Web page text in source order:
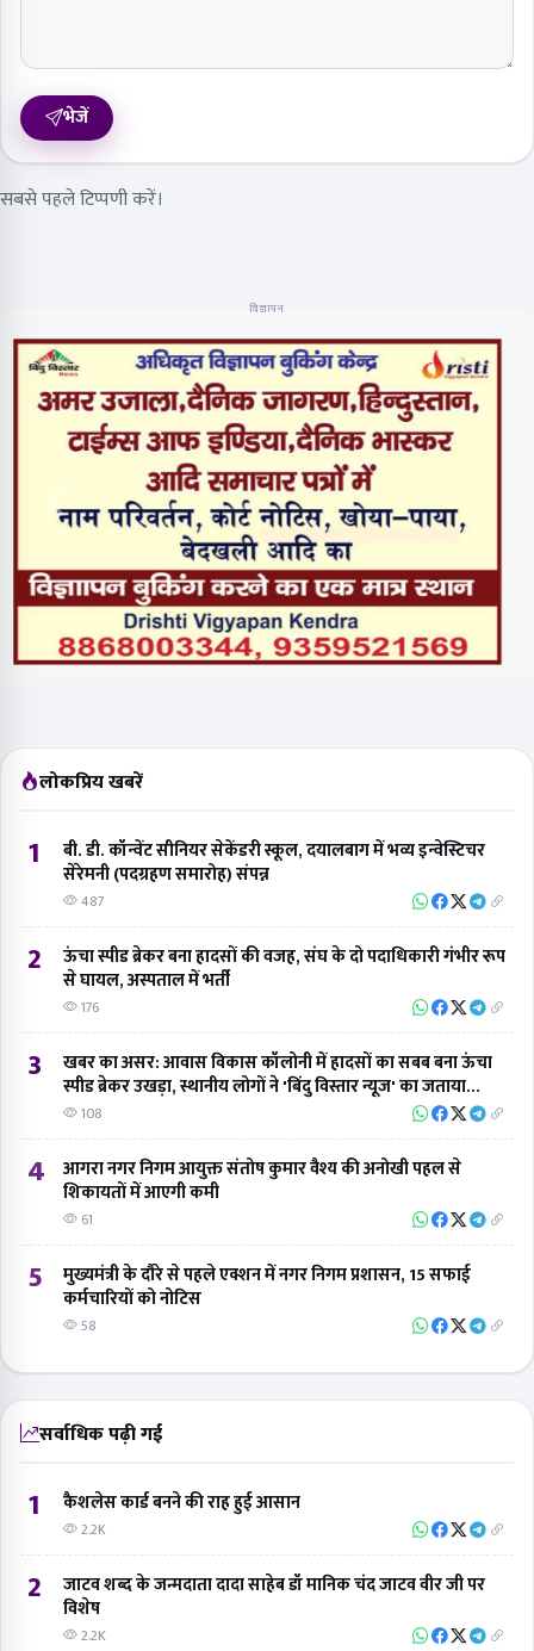
भेजें
सबसे पहले टिप्पणी करें।
विज्ञापन
लोकप्रिय खबरें
1
बी. डी. कॉन्वेंट सीनियर सेकेंडरी स्कूल, दयालबाग में भव्य इन्वेस्टिचर
सेरेमनी (पदग्रहण समारोह) संपन्न
487
2
ऊंचा स्पीड ब्रेकर बना हादसों की वजह, संघ के दो पदाधिकारी गंभीर रूप
से घायल, अस्पताल में भर्ती
176
3
खबर का असर: आवास विकास कॉलोनी में हादसों का सबब बना ऊंचा
स्पीड ब्रेकर उखड़ा, स्थानीय लोगों ने 'बिंदु विस्तार न्यूज' का जताया
आभार
108
4
आगरा नगर निगम आयुक्त संतोष कुमार वैश्य की अनोखी पहल से
शिकायतों में आएगी कमी
61
5
मुख्यमंत्री के दौरे से पहले एक्शन में नगर निगम प्रशासन, 15 सफाई
कर्मचारियों को नोटिस
58
सर्वाधिक पढ़ी गई
1 कैशलेस कार्ड बनने की राह हुई आसान
2.2K
2
जाटव शब्द के जन्मदाता दादा साहेब डॉ मानिक चंद जाटव वीर जी पर
विशेष
2.2K